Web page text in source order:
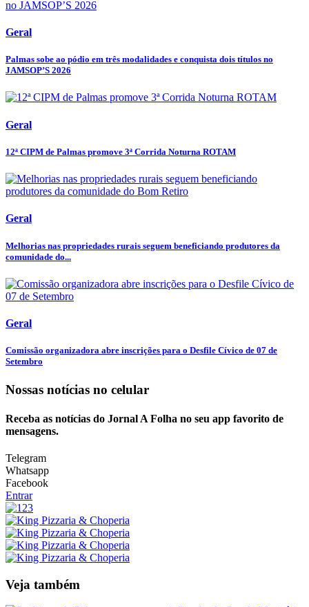
Geral
Palmas sobe ao pódio em três modalidades e conquista dois títulos no
JAMSOP’S 2026
Geral
12ª CIPM de Palmas promove 3ª Corrida Noturna ROTAM
Geral
Melhorias nas propriedades rurais seguem beneficiando produtores da
comunidade do...
Geral
Comissão organizadora abre inscrições para o Desfile Cívico de 07 de
Setembro
Nossas notícias no celular
Receba as notícias do Jornal A Folha no seu app favorito de
mensagens.
Telegram
Whatsapp
Facebook
Entrar
Veja também